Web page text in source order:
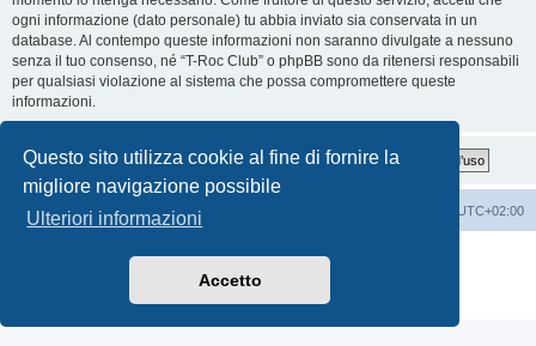
Questo sito utilizza cookie al fine di fornire la
migliore navigazione possibile
Ulteriori informazioni
Accetto
ogni informazione (dato personale) tu abbia inviato sia conservata in un
database. Al contempo queste informazioni non saranno divulgate a nessuno
senza il tuo consenso, né “T-Roc Club” o phpBB sono da ritenersi responsabili
per qualsiasi violazione al sistema che possa compromettere queste
informazioni.
T-Roc Club T-Roc Club UTC+02:00
Traduzione Italiana